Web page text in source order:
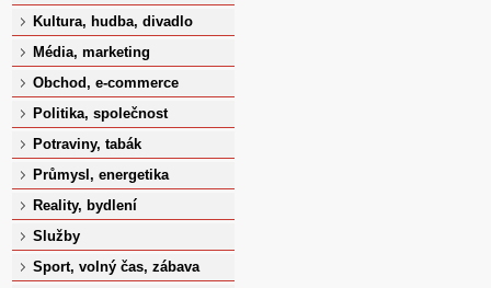
Kultura, hudba, divadlo
Média, marketing
Obchod, e-commerce
Politika, společnost
Potraviny, tabák
Průmysl, energetika
Reality, bydlení
Služby
Sport, volný čas, zábava